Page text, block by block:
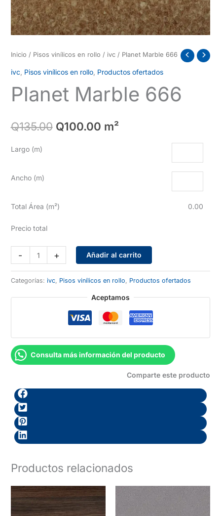
Inicio / Pisos vinílicos en rollo / ivc/ Planet Marble 666
ivc, Pisos vinílicos en rollo, Productos ofertados
Planet Marble 666
Q135.00 El
Q135.00.
Q100.00Elm²
Largo (m)
Ancho (m)
Total Área (m²) 0.00
Precio total
-
Marble
666
+ Añadir al carrito
Categorías: ivc, Pisos vinílicos en rollo Productos ofertados
Aceptamos
Consulta más información del producto
Comparte este producto
Productos relacionados